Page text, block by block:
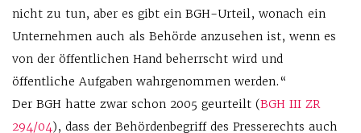
nicht zu tun, aber es gibt ein BGH-Urteil, wonach ein
Unternehmen auch als Behörde anzusehen ist, wenn es
von der öffentlichen Hand beherrscht wird und
öffentliche Aufgaben wahrgenommen werden.“
Der BGH hatte zwar schon 2005 geurteilt (BGH III ZR
294/04), dass der Behördenbegriff des Presserechts auch